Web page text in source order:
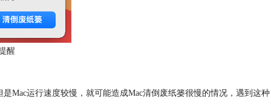
醒
运行速度较慢，就可能造成Mac清倒废纸篓很慢的情况，遇到这种